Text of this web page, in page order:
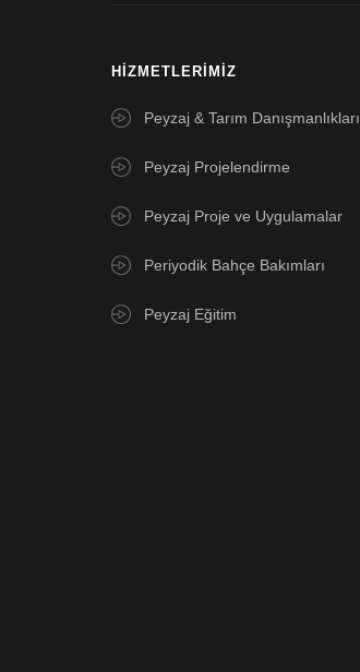
HIZMETLERIMIZ
Peyzaj & Tarım Danışmanlıkları
Peyzaj Projelendirme
Peyzaj Proje ve Uygulamalar
Periyodik Bahçe Bakımları
Peyzaj Eğitim